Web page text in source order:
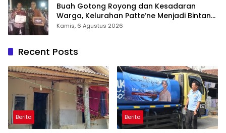
Buah Gotong Royong dan Kesadaran
Warga, Kelurahan Patte’ne Menjadi Bintang
Takalar Award 2026
Kamis, 6 Agustus 2026
Recent Posts
Berita Berita